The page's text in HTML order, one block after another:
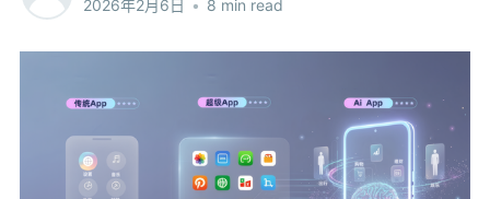
2026年2月6日 • 8 min read